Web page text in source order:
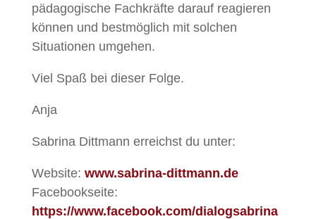
pädagogische Fachkräfte darauf reagieren
können und bestmöglich mit solchen
Situationen umgehen.
Viel Spaß bei dieser Folge.
Anja
Sabrina Dittmann erreichst du unter:
Website: www.sabrina-dittmann.de
Facebookseite:
https://www.facebook.com/dialogsabrina